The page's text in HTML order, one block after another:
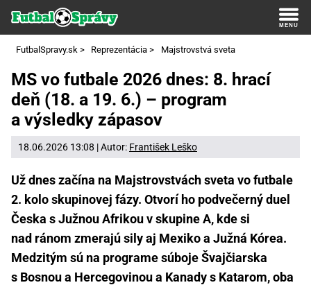
FutbalSpravy.sk > Reprezentácia > Majstrovstvá sveta
MS vo futbale 2026 dnes: 8. hrací
deň (18. a 19. 6.) – program
a výsledky zápasov
18.06.2026 13:08 | Autor: František Leško
Už dnes začína na Majstrovstvách sveta vo futbale
2. kolo skupinovej fázy. Otvorí ho podvečerný duel
Česka s Južnou Afrikou v skupine A, kde si
nad ránom zmerajú sily aj Mexiko a Južná Kórea.
Medzitým sú na programe súboje Švajčiarska
s Bosnou a Hercegovinou a Kanady s Katarom, oba